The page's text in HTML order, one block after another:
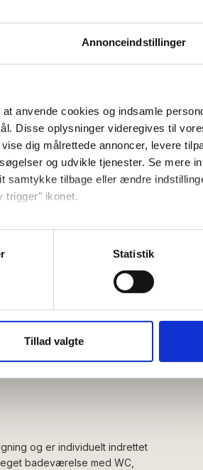
Annonceindstillinger
anvende cookies og indsamle
Disse oplysninger videregives til
dig målrettede annoncer, levere
og udvikle tjenester. Se mere
samtykke tilbage eller ændre
trigger" ikonet.
der kan være nøjagtig inden for få
af dens unikke karakteristika
til at vise dig funktioner til
vores hjemmeside med vores
Statistik
Tillad valgte
base for dit
og er individuelt indrettet
badeværelse med WC,